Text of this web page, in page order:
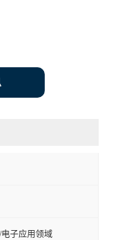
子应用领域